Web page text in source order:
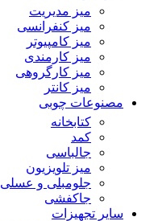
میز مدیریت
میز کنفرانسی
میز کامپیوتر
میز کارمندی
میز کارگروهی
میز کانتر
مصنوعات چوبی
کتابخانه
کمد
جالباسی
میز تلویزیون
جلومبلی و عسلی
جاکفشی
سایر تجهیزات